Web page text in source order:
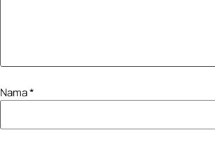
Nama*